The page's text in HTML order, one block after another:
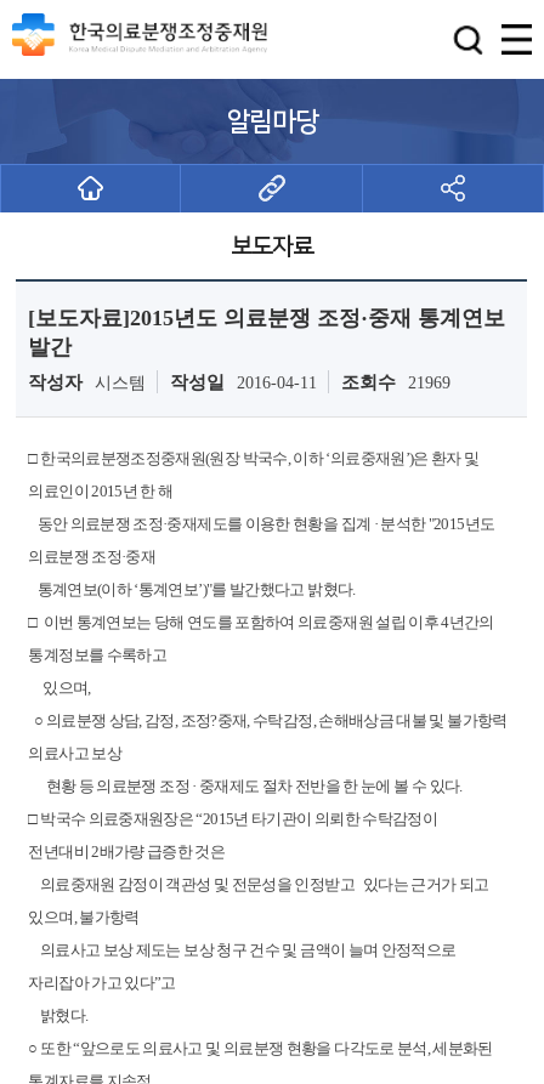
알림마당
보도자료
[보도자료]2015년도 의료분쟁 조정·중재 통계연보
발간
작성자 시스템 작성일 2016-04-11 조회수 21969
□ 한국의료분쟁조정중재원(원장 박국수, 이하 ‘의료중재원’)은 환자 및
의료인이 2015년 한 해
동안 의료분쟁 조정·중재제도를 이용한 현황을 집계 · 분석한 "2015년도
의료분쟁 조정·중재
통계연보(이하 ‘통계연보’)"를 발간했다고 밝혔다.
□ 이번 통계연보는 당해 연도를 포함하여 의료중재원 설립 이후 4년간의
통계정보를 수록하고
있으며,
○ 의료분쟁 상담, 감정, 조정?중재, 수탁감정, 손해배상금 대불 및 불가항력
의료사고 보상
현황 등 의료분쟁 조정 · 중재제도 절차 전반을 한 눈에 볼 수 있다.
□ 박국수 의료중재원장은 “2015년 타기관이 의뢰한 수탁감정이
전년대비 2배가량 급증한 것은
의료중재원 감정이 객관성 및 전문성을 인정받고 있다는 근거가 되고
있으며, 불가항력
의료사고 보상 제도는 보상 청구 건수 및 금액이 늘며 안정적으로
자리잡아 가고 있다”고
밝혔다.
○ 또한 “앞으로도 의료사고 및 의료분쟁 현황을 다각도로 분석, 세분화된